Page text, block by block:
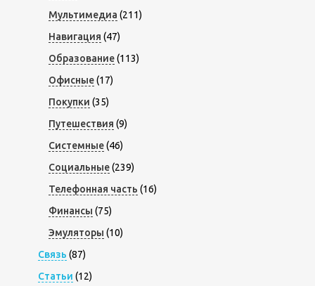
Мультимедиа (211)
Навигация (47)
Образование(113)
Офисные(17)
Покупки (35)
Путешествия (9)
Системные(46)
Социальные(239)
Телефонная часть (16)
Финансы (75)
Эмуляторы (10)
Связь (87)
Статьи (12)